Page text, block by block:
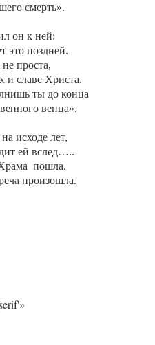
смерть».
он к ней:
это поздней.
проста,
и славе Христа.
ты до конца
венца».
исходе лет,
ей вслед…..
пошла.
произошла.